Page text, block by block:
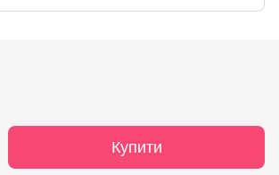
Купити